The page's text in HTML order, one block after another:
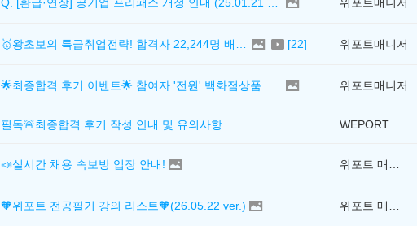
[22] 위포트매니저
위포트매니저
필독🚨최종합격 후기 작성 안내 및 유의사항 WEPORT
📣실시간 채용 속보방 입장 안내!
🧡위포트 전공필기 강의 리스트🧡(26.05.22 ver.)